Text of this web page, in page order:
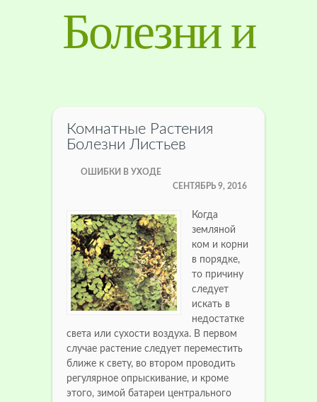
Болезни и
растений
Комнатные Растения
Болезни Листьев
ОШИБКИ В УХОДЕ
СЕНТЯБРЬ 9, 2016
Когда
земляной
ком и корни
в порядке,
то причину
следует
искать в
недостатке
света или сухости воздуха. В первом
случае растение следует переместить
ближе к свету, во втором проводить
регулярное опрыскивание, и кроме
этого, зимой батареи центрального